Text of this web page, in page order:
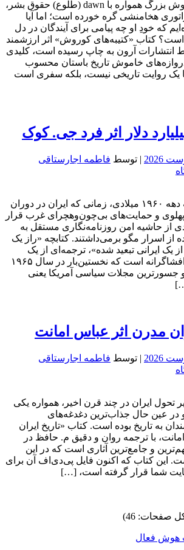
معرفی کتاب نام کوروش بزرگ همواره با dawn (طلوع) حقوق بشر،
هخامنشی گره خورده است؛ اما آیا
که خودِ او چه پیامی برای آیندگان در دل
کتاب «کتیبه‌های کوروش» اثر ارزشمند
انتشارات آرون به چاپ رسیده است، کلیدی
خاموش تاریخ باستان محسوب
یک روایت تاریخی نیست، بلکه سفری است
دلار اثر فرد جی. کوک
| توسط فاطمه اجارستاقی
معرفی کتاب در میانه دهه ۱۹۶۰ میلادی، زمانی که ایران در دوران
و حمایت‌های بی‌چون‌وهچرای غرب قرار
از حاشیه امن روزنامه‌نگاری مستقل به
اسرار مگو برمی‌داشتند. کتابچه «راز یک
یک ایرانی تبعید شده»، ترجمه‌ای از یک
گزارش تکان‌دهنده و افشاگرانه است که نخستین‌بار در سال ۱۹۶۵
جسورترین مجلات سیاسی آمریکا یعنی
مدرن اثر عباس امانت
| توسط فاطمه اجارستاقی
ایران در چند قرن اخیر، همواره یکی
و در عین حال جذاب‌ترین دغدغه‌های
به تاریخ بوده است. کتاب «تاریخ ایران
با ترجمه روان و دقیق م. حافظ در
از مهم‌ترین و جامع‌ترین آثاری است که در این
این کتاب که اکنون فایل پی‌دی‌اف آن برای
شما قرار گرفته است، […]